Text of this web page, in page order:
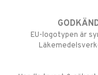
EU-logotypen är